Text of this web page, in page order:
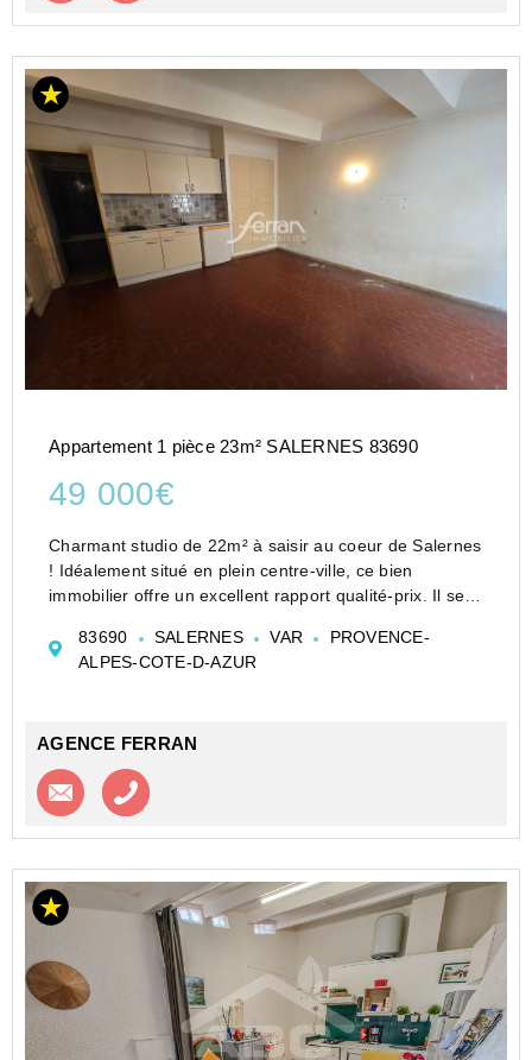
Appartement 1 pièce 23m² SALERNES 83690
49 000€
Charmant studio de 22m² à saisir au coeur de Salernes
! Idéalement situé en plein centre-ville, ce bien
immobilier offre un excellent rapport qualité-prix. Il se
avec une exposition Est pour profiter ple...
83690 SALERNES VAR
PROVENCE-
ALPES-COTE-D-AZUR
AGENCE FERRAN
Contacter l'agence